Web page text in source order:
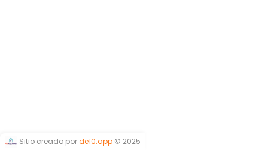
Sitio creado porde10.app © 2025